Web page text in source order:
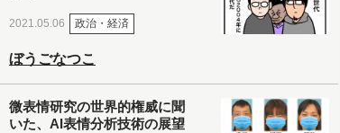
2021.05.06 政治・経済
ぼうごなつこ
微表情研究の世界的権威に聞
いた、AI表情分析技術の展望